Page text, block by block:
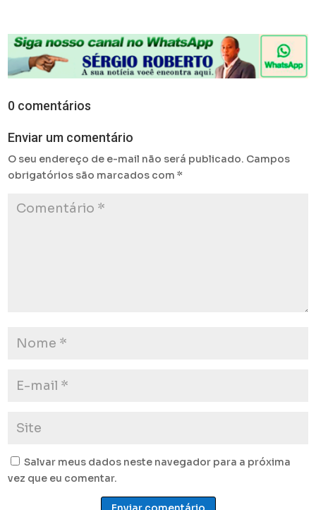
0 comentários
Enviar um comentário
O seu endereço de e-mail não será publicado. Campos
obrigatórios são marcados com*
Salvar meus dados neste navegador para a próxima
vez que eu comentar.